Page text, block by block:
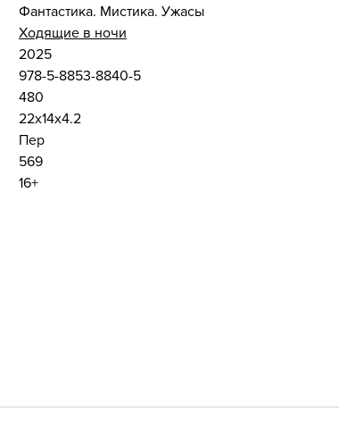
Фантастика. Мистика. Ужасы
Ходящие в ночи
2025
978-5-8853-8840-5
480
22x14x4.2
Пер
569
16+